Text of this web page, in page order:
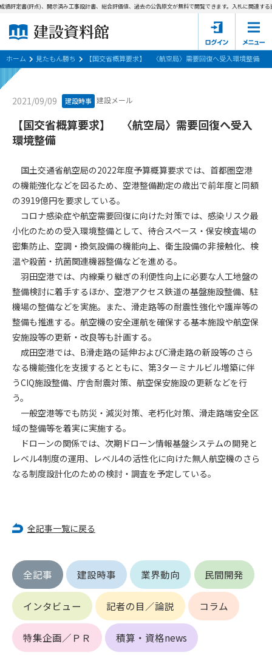
建設資料館とは
会員登録について
サポーター会員一覧
個人情報保護方針
会員規約
定書(評点)、開示済み工事設計書、総合評価値、過去の公告原文が無料で閲覧できます。入札に関連する
ホーム 見たもん勝ち 【国交省概算要求】 〈航空局〉需要回復へ受入環境整備
2021/09/09 建設時事 建設メール
【国交省概算要求】 〈航空局〉需要回復へ受入
環境整備
国土交通省航空局の2022年度予算概算要求では、首都圏空港
の機能強化などを図るため、空港整備勘定の歳出で前年度と同額
の3919億円を要求している。
コロナ感染症や航空需要回復に向けた対策では、感染リスク最
小化のための受入環境整備として、待合スペース・保安検査場の
密集防止、空調・換気設備の機能向上、衛生設備の非接触化、検
温や殺菌・抗菌関連機器整備などを進める。
羽田空港では、内線乗り継ぎの利便性向上に必要な人工地盤の
整備検討に着手するほか、空港アクセス鉄道の基盤施設整備、駐
機場の整備などを実施。また、滑走路等の耐震性強化や護岸等の
整備も推進する。航空機の安全運航を確保する基本施設や航空保
安施設等の更新・改良等も計画する。
成田空港では、B滑走路の延伸およびC滑走路の新設等のさら
なる機能強化を支援するとともに、第3ターミナルビル増築に伴
うCIQ施設整備、庁舎耐震対策、航空保安施設の更新などを行
う。
一般空港等でも防災・減災対策、老朽化対策、滑走路端安全区
域の整備等を着実に実施する。
ドローンの関係では、次期ドローン情報基盤システムの開発と
レベル4制度の運用、レベル4の活性化に向けた無人航空機のさら
なる制度設計化のための検討・調査を予定している。
全記事一覧に戻る
全記事 建設時事 業界動向 民間開発
インタビュー 記者の目／論説 コラム
特集企画／ＰＲ 積算・資格news
パスワードの再発行
第1条（規約の目的）
会員サービスの利用条件等について定めるものです。
2. 管理者が建設資料館WEB上で随時掲載するルールは本規約の
一部を構成するものとします。
第2条（規約の変更）
本規約は、会員の了承を得ることなく、随時変更されることが
あります。変更内容は、建設資料館WEB上に表示した時点で直
ちに全ての会員が了承したものとみなします。
第4条（会員審査および資格の取り消し）
会員とは、本規約を承諾の上、所定の会員申込手続きを完了
後、管理者がこれを承認した者をいいます。
第4条（会員の定義と登録）
1. 管理者は前条により審査の結果、会員申込みをした者が以下
の何れかの項目に該当することがわかった場合、その者の会
(1) 会員申し込みをした者が実在しなかった場合
(2) 本規約に違反した場合/li>
(3) 会員申し込みの際、申告事項に虚偽があった場合
(4) 会員申込者が管理者所定の手続き通りに会員申込手続き処
理を行わなかった場合
(5) その他管理者が会員とすることを不適当と判断した場合
1. 会員は申込の際に管理者が発行したIDおよびパスワードの使
用および管理について責任を負うものとします。
2. 会員は、自己のIDおよびパスワードを、貸与、譲渡、売買、
その他形態を問わず、第三者に利用させることはできませ
3. 会員は、IDおよびパスワードの管理不十分、使用上の過誤、
第三者（他の会員を含む）の使用等による損害について責任